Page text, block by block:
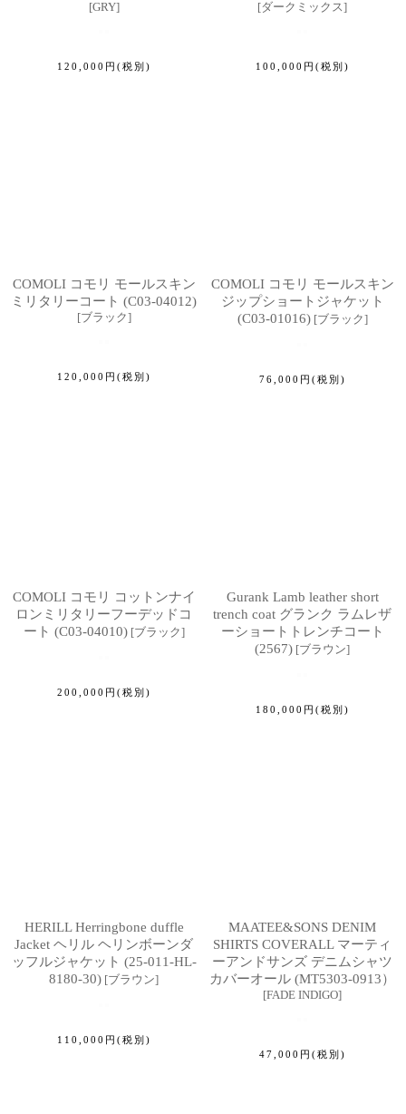
[GRY]
120,000 円 (税別)
[ダークミックス]
100,000 円 (税別)
COMOLI コモリ モールスキン
ミリタリーコート (C03-04012)
[ブラック]
120,000 円 (税別)
COMOLI コモリ モールスキン
ジップショートジャケット
(C03-01016) [ブラック]
76,000 円 (税別)
COMOLI コモリ コットンナイ
ロンミリタリーフーデッドコ
ート (C03-04010) [ブラック]
200,000 円 (税別)
Gurank Lamb leather short
trench coat グランク ラムレザ
ーショートトレンチコート
(2567) [ブラウン]
180,000 円 (税別)
HERILL Herringbone duffle
Jacket ヘリル ヘリンボーンダ
ッフルジャケット (25-011-HL-
8180-30) [ブラウン]
110,000 円 (税別)
MAATEE&SONS DENIM
SHIRTS COVERALL マーティ
ーアンドサンズ デニムシャツ
カバーオール (MT5303-0913）
[FADE INDIGO]
47,000 円 (税別)